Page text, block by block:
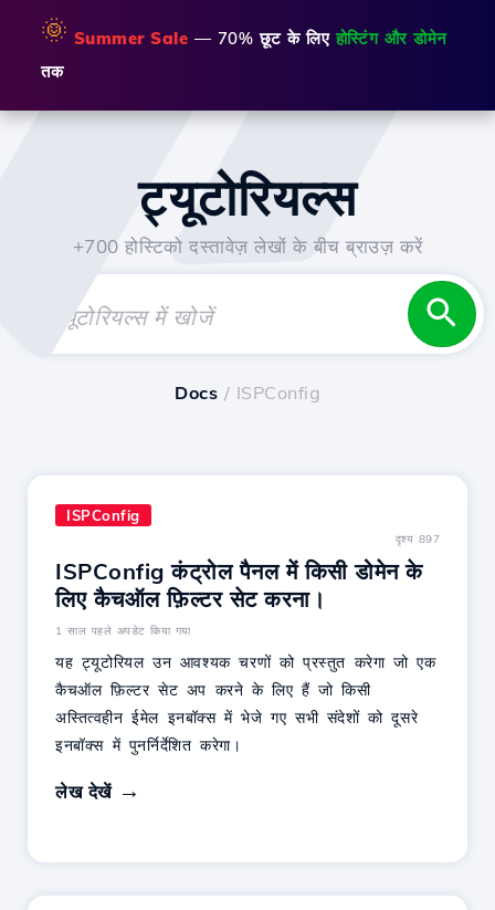
🌞 Summer Sale — 70% छूट के लिएहोस्टिंग और डोमेन
तक
ट्यूटोरियल्स
+700 होस्टिको दस्तावेज़ लेखों के बीच ब्राउज़ करें
Docs / ISPConfig
ISPConfig
दृश्य 897
ISPConfig कंट्रोल पैनल में किसी डोमेन के
लिए कैचऑल फ़िल्टर सेट करना।
1 साल पहले अपडेट किया गया
यह ट्यूटोरियल उन आवश्यक चरणों को प्रस्तुत करेगा जो एक
कैचऑल फ़िल्टर सेट अप करने के लिए हैं जो किसी
अस्तित्वहीन ईमेल इनबॉक्स में भेजे गए सभी संदेशों को दूसरे
इनबॉक्स में पुनर्निर्देशित करेगा।
लेख देखें